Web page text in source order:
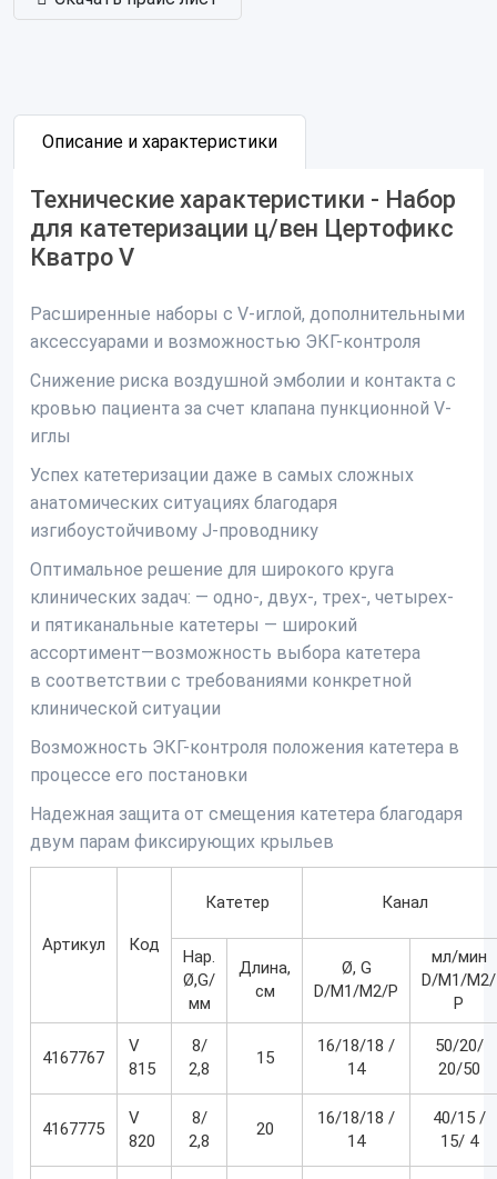
Описание и характеристики
Технические характеристики - Набор
для катетеризации ц/вен Цертофикс
Кватро V
Расширенные наборы с V-иглой, дополнительными
аксессуарами и возможностью ЭКГ-контроля
Снижение риска воздушной эмболии и контакта с
кровью пациента за счет клапана пункционной V-
иглы
Успех катетеризации даже в самых сложных
анатомических ситуациях благодаря
изгибоустойчивому J-проводнику
Оптимальное решение для широкого круга
клинических задач: — одно-, двух-, трех-, четырех-
и пятиканальные катетеры — широкий
ассортимент—возможность выбора катетера
в соответствии с требованиями конкретной
клинической ситуации
Возможность ЭКГ-контроля положения катетера в
процессе его постановки
Надежная защита от смещения катетера благодаря
двум парам фиксирующих крыльев
Артикул Код
Катетер Канал
Нар.
Ø,G/
мм
Длина,
см
Ø, G
D/M1/M2/P
мл/мин
D/M1/M2/
P
4167767
V
815
8/
2,8
15
16/18/18 /
14
50/20/
20/50
4167775
V
820
8/
2,8
20
16/18/18 /
14
40/15 /
15/ 4